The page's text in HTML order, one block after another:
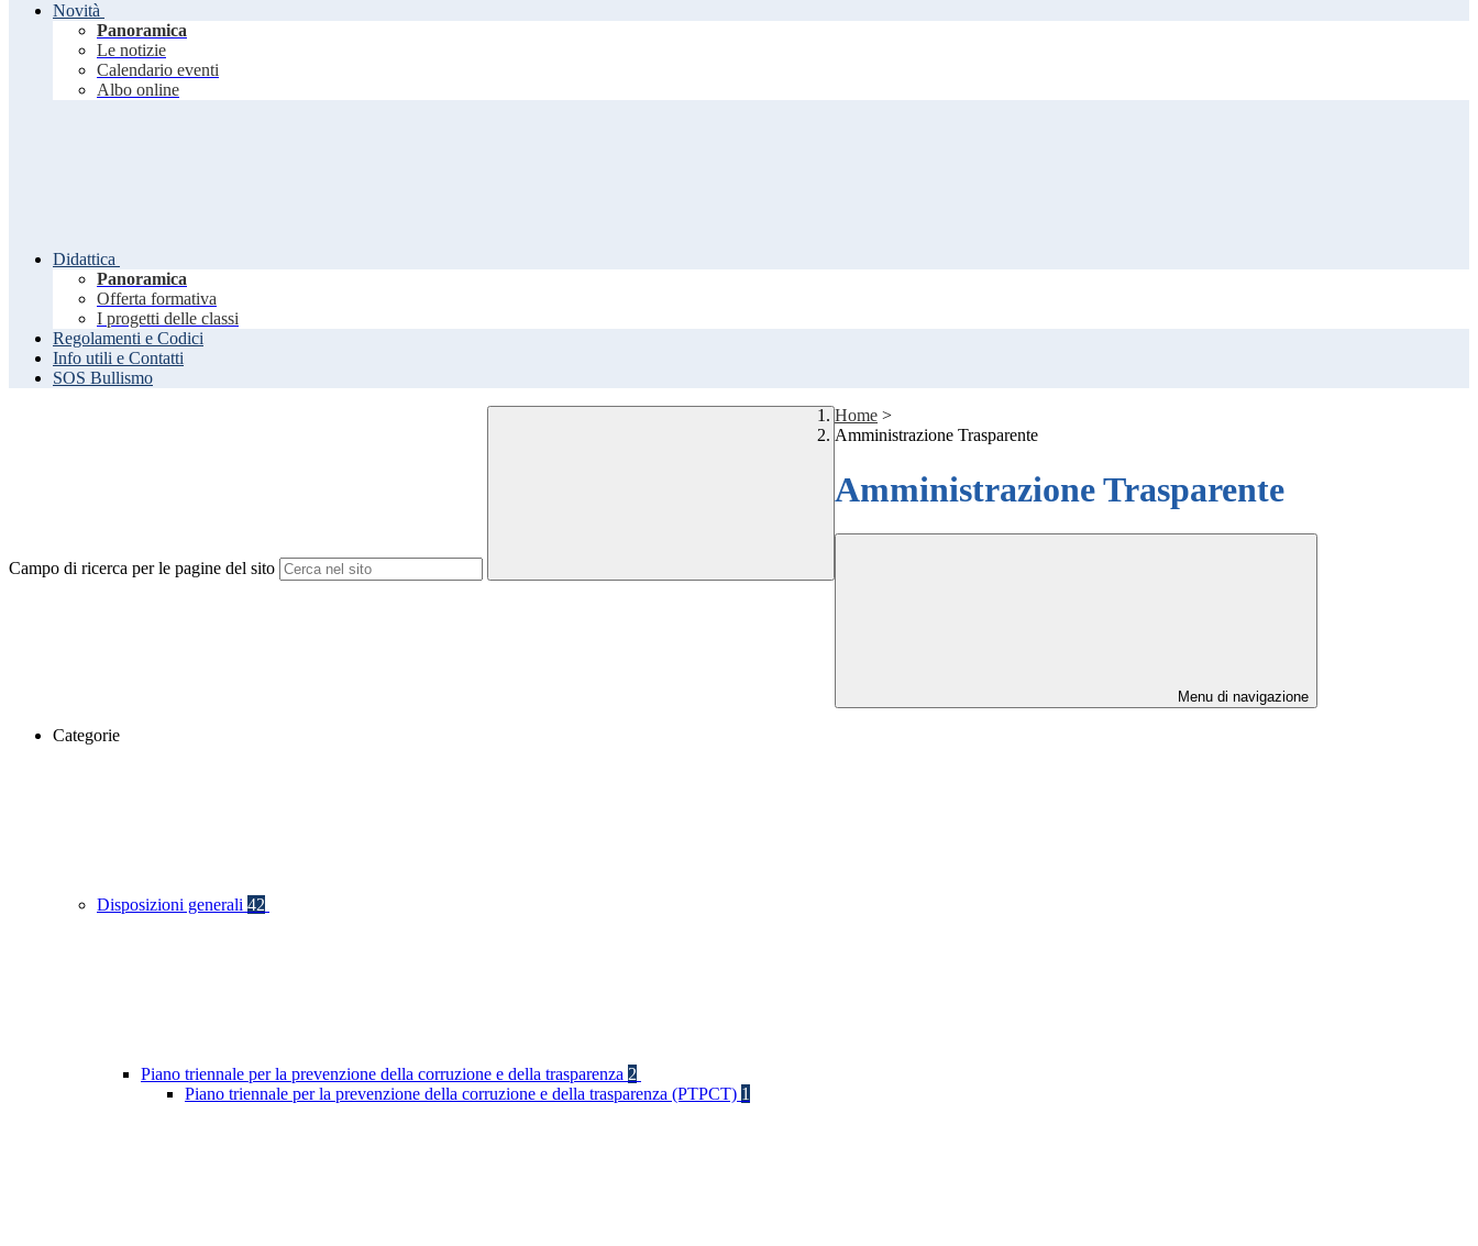
Novità
Panoramica
Le notizie
Calendario eventi
Albo online
Didattica
Panoramica
Offerta formativa
I progetti delle classi
Regolamenti e Codici
Info utili e Contatti
SOS Bullismo
Campo di ricerca per le pagine del sito
Home >
Amministrazione Trasparente
Amministrazione Trasparente
Menu di navigazione
Categorie
Disposizioni generali 42
Piano triennale per la prevenzione della corruzione e della trasparenza 2
Piano triennale per la prevenzione della corruzione e della trasparenza (PTPCT) 1